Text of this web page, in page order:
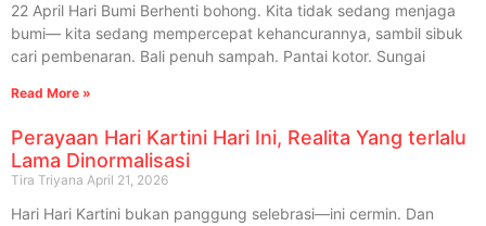
22 April Hari Bumi Berhenti bohong. Kita tidak sedang menjaga
bumi— kita sedang mempercepat kehancurannya, sambil sibuk
cari pembenaran. Bali penuh sampah. Pantai kotor. Sungai
Read More »
Perayaan Hari Kartini Hari Ini, Realita Yang terlalu
Lama Dinormalisasi
Tira Triyana April 21, 2026
Hari Hari Kartini bukan panggung selebrasi—ini cermin. Dan